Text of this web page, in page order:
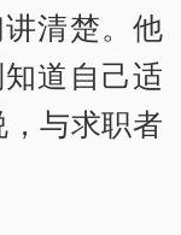
清楚。他
道自己适
与求职者